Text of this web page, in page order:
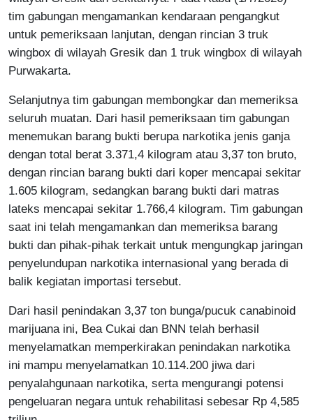
tim gabungan mengamankan kendaraan pengangkut
untuk pemeriksaan lanjutan, dengan rincian 3 truk
wingbox di wilayah Gresik dan 1 truk wingbox di wilayah
Purwakarta.
Selanjutnya tim gabungan membongkar dan memeriksa
seluruh muatan. Dari hasil pemeriksaan tim gabungan
menemukan barang bukti berupa narkotika jenis ganja
dengan total berat 3.371,4 kilogram atau 3,37 ton bruto,
dengan rincian barang bukti dari koper mencapai sekitar
1.605 kilogram, sedangkan barang bukti dari matras
lateks mencapai sekitar 1.766,4 kilogram. Tim gabungan
saat ini telah mengamankan dan memeriksa barang
bukti dan pihak-pihak terkait untuk mengungkap jaringan
penyelundupan narkotika internasional yang berada di
balik kegiatan importasi tersebut.
Dari hasil penindakan 3,37 ton bunga/pucuk canabinoid
marijuana ini, Bea Cukai dan BNN telah berhasil
menyelamatkan memperkirakan penindakan narkotika
ini mampu menyelamatkan 10.114.200 jiwa dari
penyalahgunaan narkotika, serta mengurangi potensi
pengeluaran negara untuk rehabilitasi sebesar Rp 4,585